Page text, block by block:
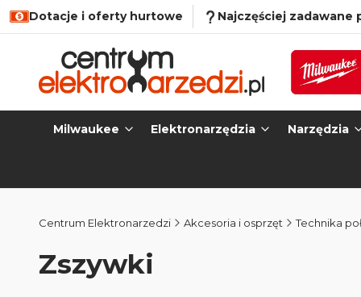
Dotacje i oferty hurtowe Najczęściej zadawane
Milwaukee Elektronarzędzia Narzędzia
Centrum Elektronarzedzi Akcesoria i osprzęt Technika
Zszywki